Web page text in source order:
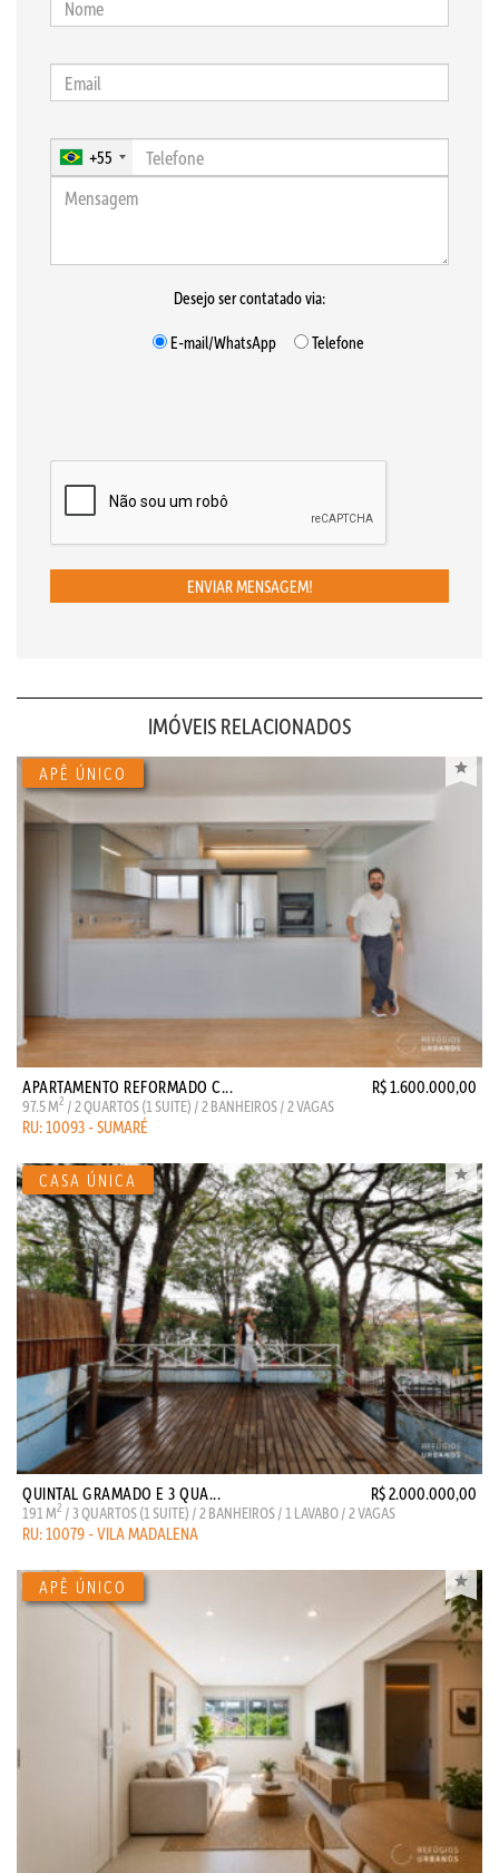
+55
Desejo ser contatado via:
E-mail/WhatsApp
Telefone
ENVIAR MENSAGEM!
IMÓVEIS RELACIONADOS
APARTAMENTO REFORMADO C... R$ 1.600.000,00
97.5 M2 / 2 QUARTOS (1 SUITE) / 2 BANHEIROS / 2 VAGAS
RU: 10093 - SUMARÉ
QUINTAL GRAMADO E 3 QUA... R$ 2.000.000,00
191 M2 / 3 QUARTOS (1 SUITE) / 2 BANHEIROS / 1 LAVABO / 2 VAGAS
RU: 10079 - VILA MADALENA